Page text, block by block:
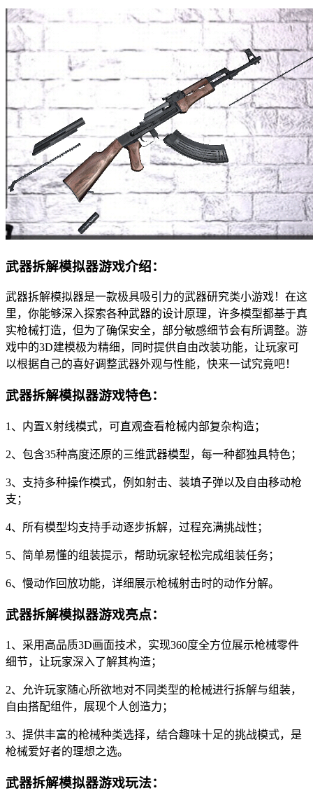
武器拆解模拟器游戏介绍：
武器拆解模拟器是一款极具吸引力的武器研究类小游戏！在这
里，你能够深入探索各种武器的设计原理，许多模型都基于真
实枪械打造，但为了确保安全，部分敏感细节会有所调整。游
戏中的3D建模极为精细，同时提供自由改装功能，让玩家可
以根据自己的喜好调整武器外观与性能，快来一试究竟吧！
武器拆解模拟器游戏特色：
1、内置X射线模式，可直观查看枪械内部复杂构造；
2、包含35种高度还原的三维武器模型，每一种都独具特色；
3、支持多种操作模式，例如射击、装填子弹以及自由移动枪
支；
4、所有模型均支持手动逐步拆解，过程充满挑战性；
5、简单易懂的组装提示，帮助玩家轻松完成组装任务；
6、慢动作回放功能，详细展示枪械射击时的动作分解。
武器拆解模拟器游戏亮点：
1、采用高品质3D画面技术，实现360度全方位展示枪械零件
细节，让玩家深入了解其构造；
2、允许玩家随心所欲地对不同类型的枪械进行拆解与组装，
自由搭配组件，展现个人创造力；
3、提供丰富的枪械种类选择，结合趣味十足的挑战模式，是
枪械爱好者的理想之选。
武器拆解模拟器游戏玩法：